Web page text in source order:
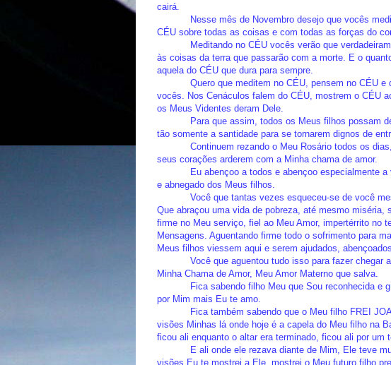
cairá.
Nesse mês de Novembro desejo que vocês
CÉU sobre todas as coisas e com todas as forças do
Meditando no CÉU vocês verão que
às coisas da terra que passarão com a morte. E o
aquela do CÉU que dura para sempre.
Quero que meditem no CÉU, pensem no CÉU
vocês. Nos Cenáculos falem do CÉU, mostrem o CÉU
os Meus Videntes deram Dele.
Para que assim, todos os Meus filhos possam
tão somente a santidade para se tornarem dignos de
Continuem rezando o Meu Rosário todos os
seus corações arderem com a Minha chama de amor.
Eu abençoo a todos e abençoo especialmente
e abnegado dos Meus filhos.
Você que tantas vezes esqueceu-se de você
Que abraçou uma vida de pobreza, até mesmo miséria,
firme no Meu serviço, fiel ao Meu Amor, impertérrito no
Mensagens. Aguentando firme todo o sofrimento para
Meus filhos viessem aqui e serem ajudados,
Você que aguentou tudo isso para fazer chegar
Minha Chama de Amor, Meu Amor Materno que salva.
Fica sabendo filho Meu que Sou reconhecida e
por Mim mais Eu te amo.
Fica também sabendo que o Meu filho FREI
visões Minhas lá onde hoje é a capela do Meu filho na
ficou ali enquanto o altar era terminado, ficou ali por um
E ali onde ele rezava diante de Mim, Ele teve
visões Eu te mostrei a Ele, mostrei o Meu futuro filho